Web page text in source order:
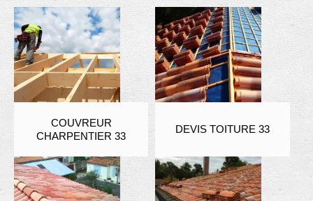
COUVREUR
CHARPENTIER 33
DEVIS TOITURE 33